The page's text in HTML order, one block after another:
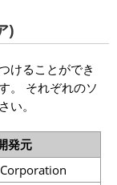
)
けることができ
。 それぞれのソ
い。
発元